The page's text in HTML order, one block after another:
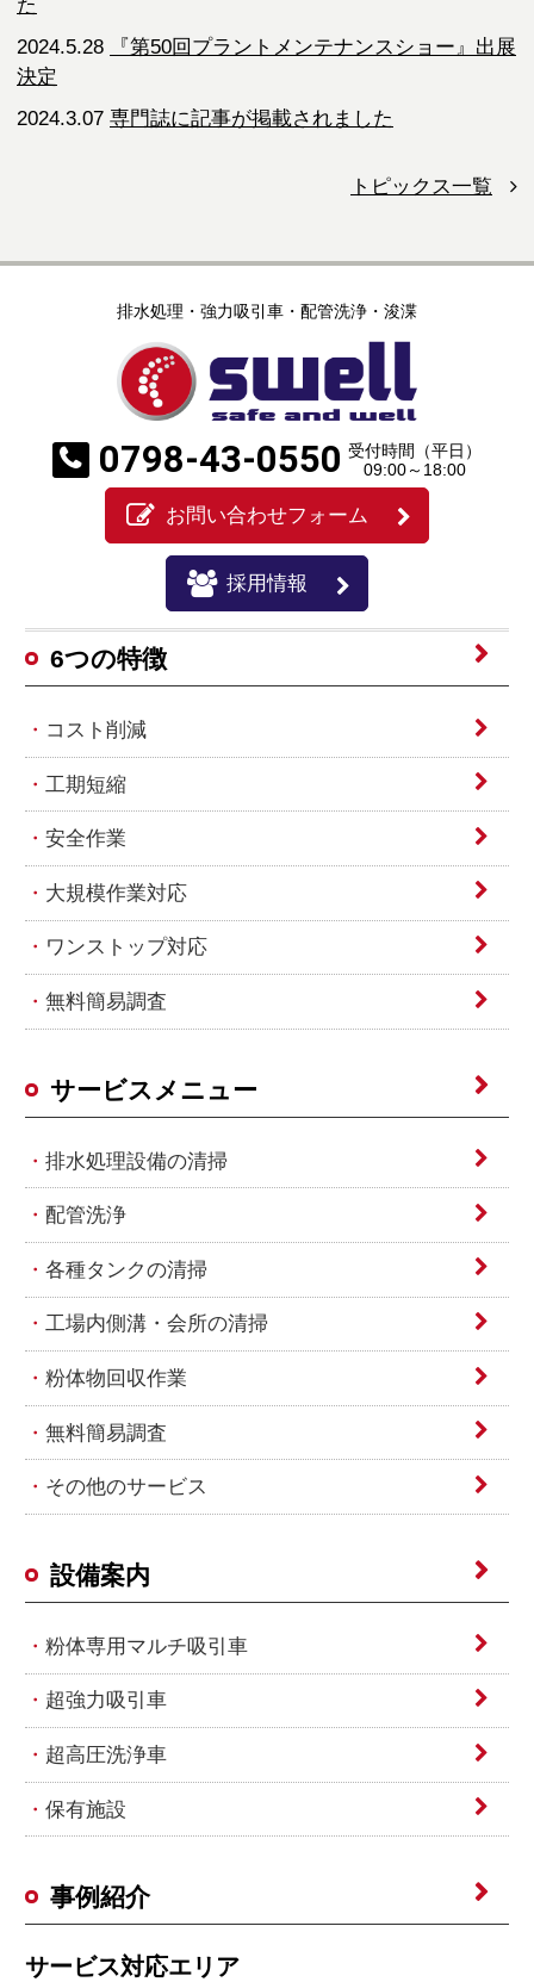
た
2024.5.28
『第50回プラントメンテナンスショー』出展
決定
2024.3.07 専門誌に記事が掲載されました
トピックス一覧
排水処理・強力吸引車・配管洗浄・浚渫
0798-43-0550 受付時間（平日）
09:00～18:00
お問い合わせフォーム
採用情報
6つの特徴
コスト削減
工期短縮
安全作業
大規模作業対応
ワンストップ対応
無料簡易調査
サービスメニュー
排水処理設備の清掃
配管洗浄
各種タンクの清掃
工場内側溝・会所の清掃
粉体物回収作業
無料簡易調査
その他のサービス
設備案内
粉体専用マルチ吸引車
超強力吸引車
超高圧洗浄車
保有施設
事例紹介
サービス対応エリア